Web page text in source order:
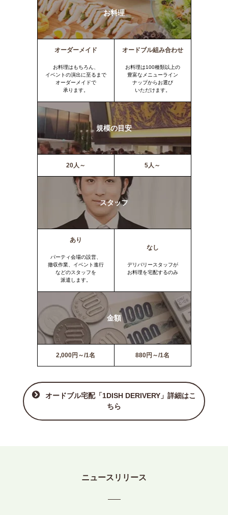
お料理
オーダーメイド
お料理はもちろん、
イベントの演出に至るまで
オーダーメイドで
承ります。
オードブル組み合わせ
お料理は100種類以上の
豊富なメニューライン
ナップからお選び
いただけます。
規模の目安
20人～ 5人～
スタッフ
あり
パーティ会場の設営、
撤収作業、イベント進行
などのスタッフを
派遣します。
なし
デリバリースタッフが
お料理を宅配するのみ
金額
2,000円～/1名 880円～/1名
オードブル宅配「1DISH DERIVERY」詳細はこ
ちら
ニュースリリース